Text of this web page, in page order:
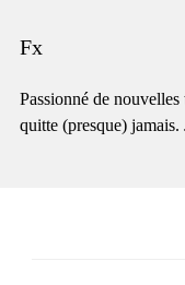
Fx
Passionné de
quitte (presque)